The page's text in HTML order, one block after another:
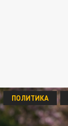
ПОЛИТИКА